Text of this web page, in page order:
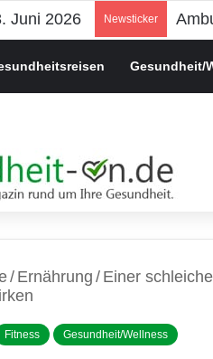
Juni 2026 Newsticker
Gesundheit/
/ Ernährung / Einer
Fitness Gesundheit/Wellness